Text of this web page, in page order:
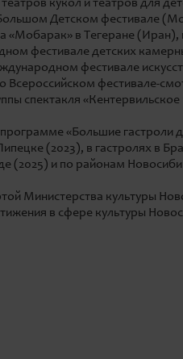
кукол и театров для
Детском фестивале
«Мобарак» в Тегеране (Иран),
фестивале детских
фестивале
Всероссийском фестивале-
спектакля
«Большие гастроли
(2023), в гастролях в
(2025) и по районам
Министерства культуры
в сфере культуры